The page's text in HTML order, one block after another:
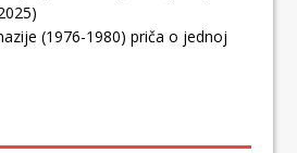
(1976-1980) priča o jednoj